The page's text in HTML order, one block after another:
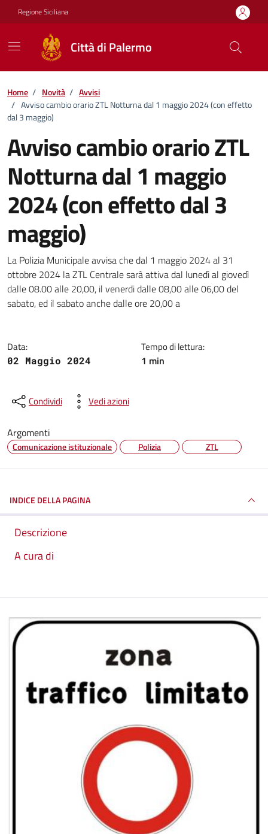
Vai ai contenuti
Vai al footer
Regione Siciliana
Città di Palermo
Home / Novità / Avvisi
/ Avviso cambio orario ZTL Notturna dal 1 maggio 2024 (con effetto
dal 3 maggio)
Avviso cambio orario ZTL
Notturna dal 1 maggio
2024 (con effetto dal 3
maggio)
Dettagli della notizia
La Polizia Municipale avvisa che dal 1 maggio 2024 al 31
ottobre 2024 la ZTL Centrale sarà attiva dal lunedì al giovedì
dalle 08.00 alle 20,00, il venerdi dalle 08,00 alle 06,00 del
sabato, ed il sabato anche dalle ore 20,00 a
Data:
02 Maggio 2024
Tempo di lettura:
1 min
Condividi Vedi azioni
Argomenti
Comunicazione istituzionale Polizia ZTL
INDICE DELLA PAGINA
Descrizione
A cura di